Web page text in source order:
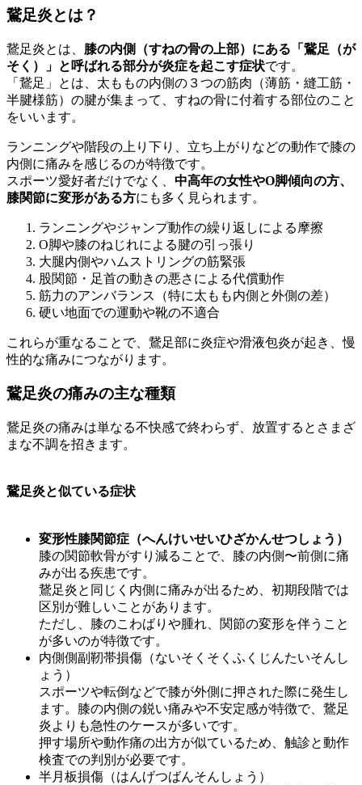
鵞足炎とは？
鵞足炎とは、 膝の内側（すねの骨の上部）にある「鵞足（が
そく）」と呼ばれる部分が炎症を起こす症状です。
「鵞足」とは、太ももの内側の３つの筋肉（薄筋・縫工筋・
半腱様筋）の腱が集まって、すねの骨に付着する部位のこと
をいいます。
ランニングや階段の上り下り、立ち上がりなどの動作で膝の
内側に痛みを感じるのが特徴です。
スポーツ愛好者だけでなく、 中高年の女性やO脚傾向の方、
膝関節に変形がある方にも多く見られます。
ランニングやジャンプ動作の繰り返しによる摩擦
O脚や膝のねじれによる腱の引っ張り
大腿内側やハムストリングの筋緊張
股関節・足首の動きの悪さによる代償動作
筋力のアンバランス（特に太もも内側と外側の差）
硬い地面での運動や靴の不適合
これらが重なることで、鵞足部に炎症や滑液包炎が起き、慢
性的な痛みにつながります。
鵞足炎の痛みの主な種類
鵞足炎の痛みは単なる不快感で終わらず、放置するとさまざ
まな不調を招きます。
鵞足炎と似ている症状
変形性膝関節症（へんけいせいひざかんせつしょう）
膝の関節軟骨がすり減ることで、膝の内側〜前側に痛
みが出る疾患です。
鵞足炎と同じく内側に痛みが出るため、初期段階では
区別が難しいことがあります。
ただし、膝のこわばりや腫れ、関節の変形を伴うこと
が多いのが特徴です。
内側側副靭帯損傷（ないそくそくふくじんたいそんし
ょう）
スポーツや転倒などで膝が外側に押された際に発生し
ます。膝の内側の鋭い痛みや不安定感が特徴で、鵞足
炎よりも急性のケースが多いです。
押す場所や動作痛の出方が似ているため、触診と動作
検査での判別が必要です。
半月板損傷（はんげつばんそんしょう）